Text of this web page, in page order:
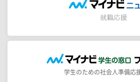
学生のための社会人準備応